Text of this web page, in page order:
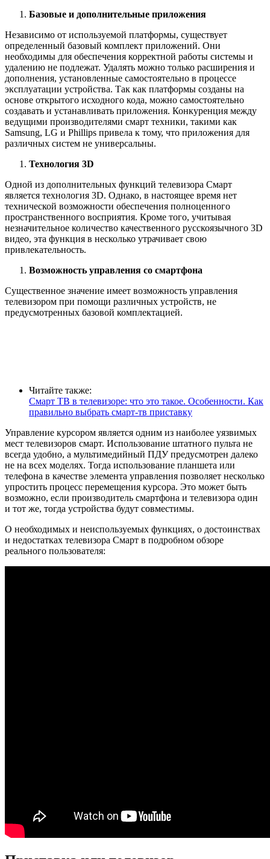
Базовые и дополнительные приложения
Независимо от используемой платформы, существует
определенный базовый комплект приложений. Они
необходимы для обеспечения корректной работы системы и
удалению не подлежат. Удалять можно только расширения и
дополнения, установленные самостоятельно в процессе
эксплуатации устройства. Так как платформы созданы на
основе открытого исходного кода, можно самостоятельно
создавать и устанавливать приложения. Конкуренция между
ведущими производителями смарт техники, такими как
Samsung, LG и Phillips привела к тому, что приложения для
различных систем не универсальны.
Технология 3D
Одной из дополнительных функций телевизора Смарт
является технология 3D. Однако, в настоящее время нет
технической возможности обеспечения полноценного
пространственного восприятия. Кроме того, учитывая
незначительное количество качественного русскоязычного 3D
видео, эта функция в несколько утрачивает свою
привлекательность.
Возможность управления со смартфона
Существенное значение имеет возможность управления
телевизором при помощи различных устройств, не
предусмотренных базовой комплектацией.
Читайте также:
Смарт ТВ в телевизоре: что это такое. Особенности. Как
правильно выбрать смарт-тв приставку
Управление курсором является одним из наиболее уязвимых
мест телевизоров смарт. Использование штатного пульта не
всегда удобно, а мультимедийный ПДУ предусмотрен далеко
не на всех моделях. Тогда использование планшета или
телефона в качестве элемента управления позволяет несколько
упростить процесс перемещения курсора. Это может быть
возможно, если производитель смартфона и телевизора один
и тот же, тогда устройства будут совместимы.
О необходимых и неиспользуемых функциях, о достоинствах
и недостатках телевизора Смарт в подробном обзоре
реального пользователя: